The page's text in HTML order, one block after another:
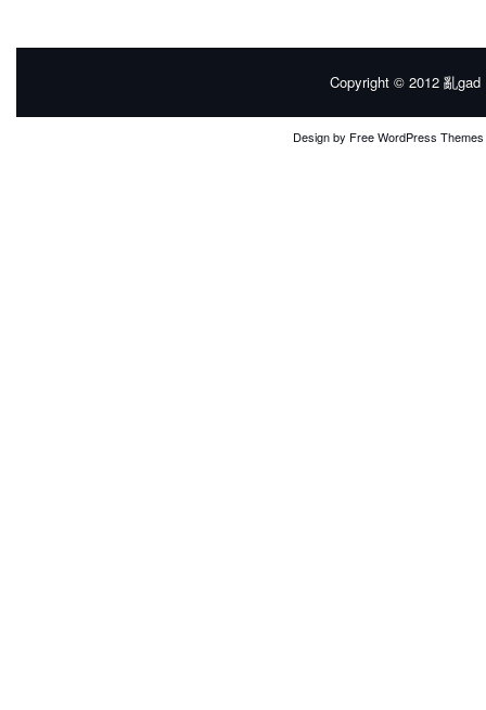
Copyright © 2012 亂gad
Design by Free WordPress Themes